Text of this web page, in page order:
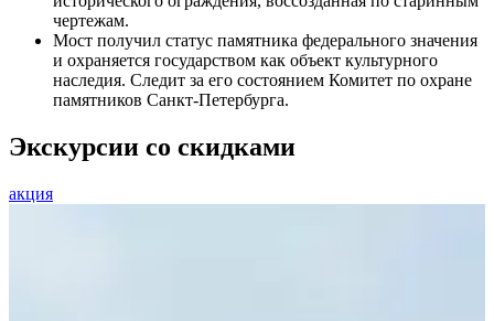
чертежам.
Мост получил статус памятника федерального значения
и охраняется государством как объект культурного
наследия. Следит за его состоянием Комитет по охране
памятников Санкт-Петербурга.
Экскурсии со скидками
акция